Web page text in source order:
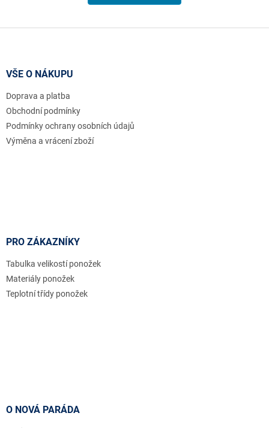
VŠE O NÁKUPU
Doprava a platba
Obchodní podmínky
Podmínky ochrany osobních údajů
Výměna a vrácení zboží
PRO ZÁKAZNÍKY
Tabulka velikostí ponožek
Materiály ponožek
Teplotní třídy ponožek
O NOVÁ PARÁDA